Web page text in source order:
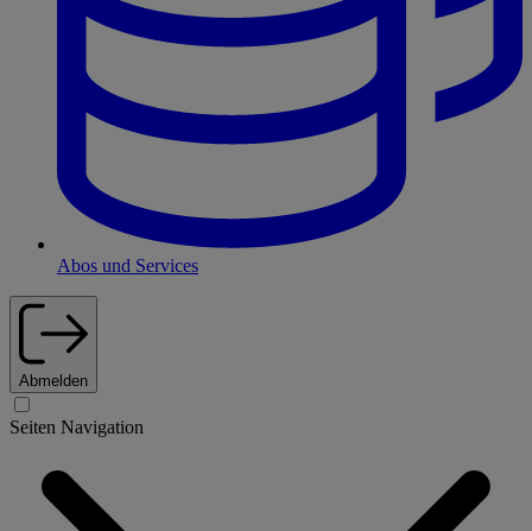
Abos und Services
Abmelden
Seiten Navigation